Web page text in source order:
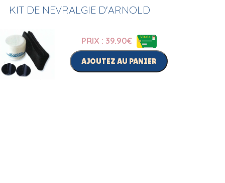
KIT DE NEVRALGIE D'ARNOLD
PRIX : 39.90€
AJOUTEZ AU PANIER